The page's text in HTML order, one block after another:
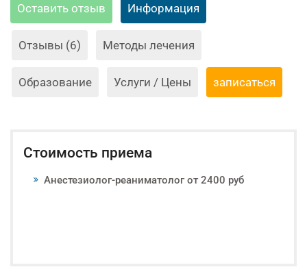
Оставить отзыв Информация
Отзывы (6) Методы лечения
Образование Услуги / Цены записаться
Стоимость приема
Анестезиолог-реаниматолог от 2400 руб